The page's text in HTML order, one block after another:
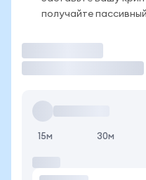
получайте
15м 30м